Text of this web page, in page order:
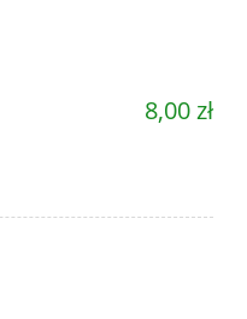
8,00 zł